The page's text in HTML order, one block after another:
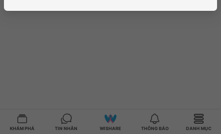
KHÁM PHÁ TIN NHẮN WISHARE THÔNG BÁO DANH MỤC